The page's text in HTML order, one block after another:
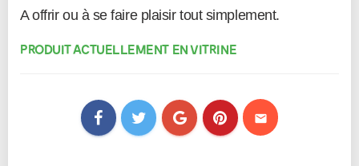
PRODUIT ACTUELLEMENT EN VITRINE
mail